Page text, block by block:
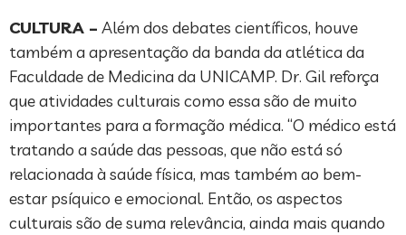
CULTURA – Além dos debates científicos, houve
também a apresentação da banda da atlética da
Faculdade de Medicina da UNICAMP. Dr. Gil reforça
que atividades culturais como essa são de muito
importantes para a formação médica. “O médico está
tratando a saúde das pessoas, que não está só
relacionada à saúde física, mas também ao bem-
estar psíquico e emocional. Então, os aspectos
culturais são de suma relevância, ainda mais quando